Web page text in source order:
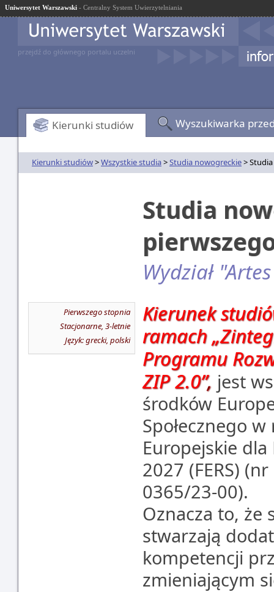
Uniwersytet Warszawski - Centralny System Uwierzytelniania
przejdź do głównego portalu uczelni
Kierunki studiów Wyszukiwarka
Kierunki studiów>Wszystkie studia>Studia nowogreckie>
Studia
Wydział
Pierwszego stopnia
Stacjonarne, 3-letnie
Język: grecki, polski
Kierunek
ramach
Programu
ZIP 2.0”, jest
środków
Społecznego
Europejskie dla
2027 (FERS)
0365/23-00).
Oznacza to,
stwarzają
kompetencji
zmieniającym